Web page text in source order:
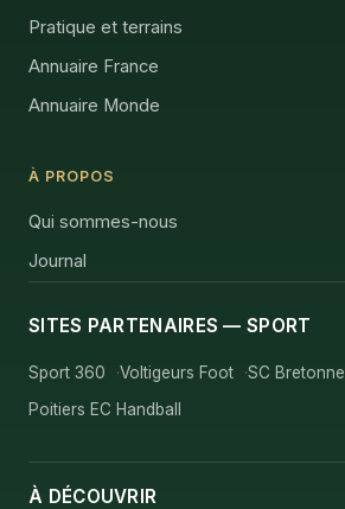
Pratique et terrains
Annuaire France
Annuaire Monde
À PROPOS
Qui sommes-nous
Journal
SITES PARTENAIRES — SPORT
Sport 360 Voltigeurs Foot
SC Bretonne
Poitiers EC Handball
À DÉCOUVRIR